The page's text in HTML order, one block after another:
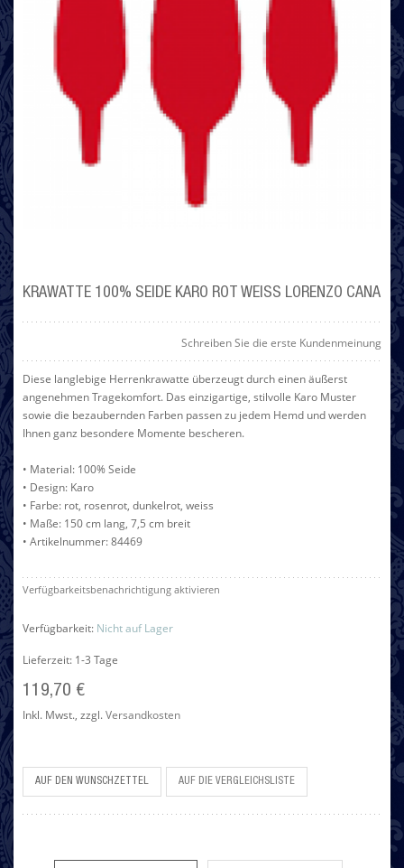
KRAWATTE 100% SEIDE KARO ROT WEISS LORENZO CANA
Schreiben Sie die erste Kundenmeinung
Diese langlebige Herrenkrawatte überzeugt durch einen äußerst
angenehmen Tragekomfort. Das einzigartige, stilvolle Karo Muster
sowie die bezaubernden Farben passen zu jedem Hemd und werden
Ihnen ganz besondere Momente bescheren.
• Material: 100% Seide
• Design: Karo
• Farbe: rot, rosenrot, dunkelrot, weiss
• Maße: 150 cm lang, 7,5 cm breit
• Artikelnummer: 84469
Verfügbarkeitsbenachrichtigung aktivieren
Verfügbarkeit: Nicht auf Lager
Lieferzeit: 1-3 Tage
119,70 €
Inkl. Mwst., zzgl.Versandkosten
AUF DEN WUNSCHZETTEL AUF DIE VERGLEICHSLISTE